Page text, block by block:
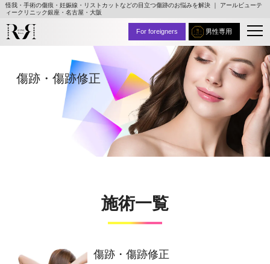
怪我・手術の傷痕・妊娠線・リストカットなどの目立つ傷跡のお悩みを解決 ｜ アールビューテ
ィークリニック銀座・名古屋・大阪
男性専用
For foreigners
傷跡・傷跡修正
施術⼀覧
傷跡・傷跡修正